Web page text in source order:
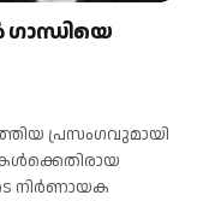
പ്രസംഗവുമായി
നിർണായക